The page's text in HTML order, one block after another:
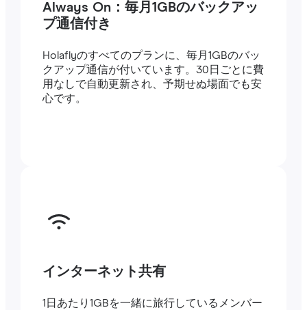
Always On：毎月1GBのバックアッ
プ通信付き
Holaflyのすべてのプランに、毎月1GBのバッ
クアップ通信が付いています。30日ごとに費
用なしで自動更新され、予期せぬ場面でも安
心です。
インターネット共有
1日あたり1GBを一緒に旅行しているメンバー